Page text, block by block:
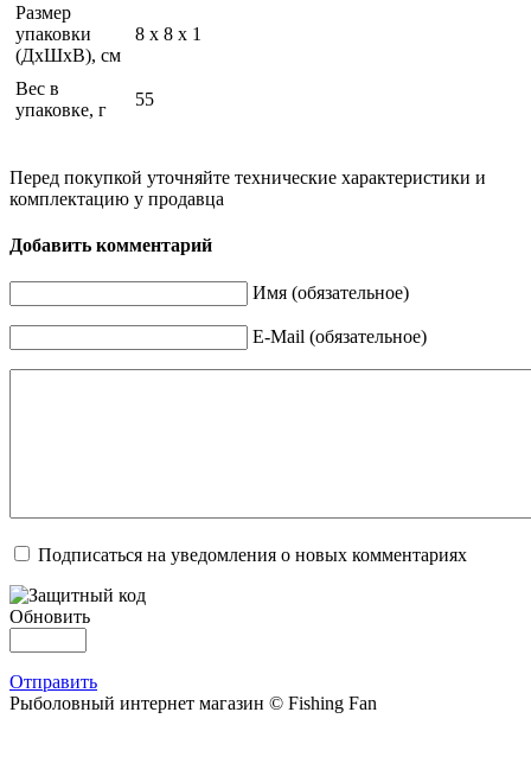
Размер
упаковки
(ДхШхВ), см
8 x 8 x 1
Вес в
упаковке, г
55
Перед покупкой уточняйте технические характеристики и
комплектацию у продавца
Добавить комментарий
Имя (обязательное)
E-Mail (обязательное)
Подписаться на уведомления о новых комментариях
Обновить
Отправить
Рыболовный интернет магазин © Fishing Fan